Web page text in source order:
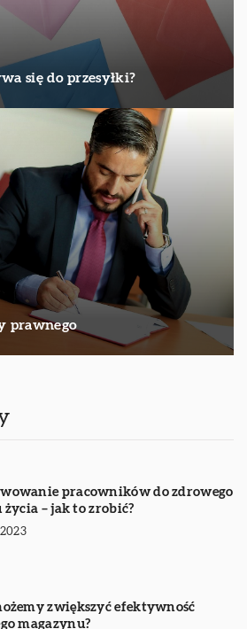
się do przesyłki?
prawnego
pracowników do zdrowego
– jak to zrobić?
zwiększyć efektywność
magazynu?